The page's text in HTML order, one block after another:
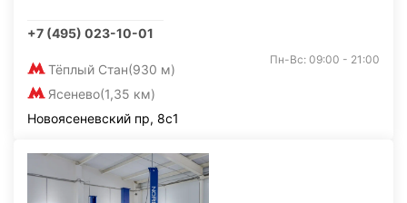
+7 (495) 023-10-01
Тёплый Стан(930 м)
Ясенево(1,35 км)
Пн-Вс: 09:00 - 21:00
Новоясеневский пр, 8с1